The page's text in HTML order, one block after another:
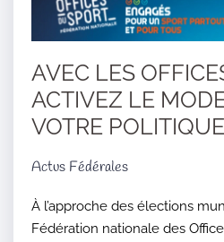
AVEC LES
ACTIVEZ LE
VOTRE
Actus Fédérales
À l’approche des élections
Fédération nationale des